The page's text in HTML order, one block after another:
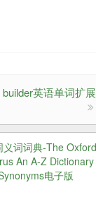
英语单词扩展